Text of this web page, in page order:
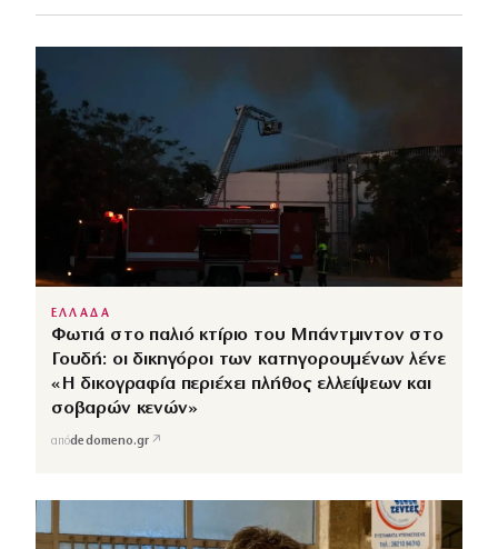
ΕΛΛΑΔΑ
Φωτιά στο παλιό κτίριο του Μπάντμιντον στο
Γουδή: οι δικηγόροι των κατηγορουμένων λένε
«Η δικογραφία περιέχει πλήθος ελλείψεων και
σοβαρών κενών»
απόdedomeno.gr ↗